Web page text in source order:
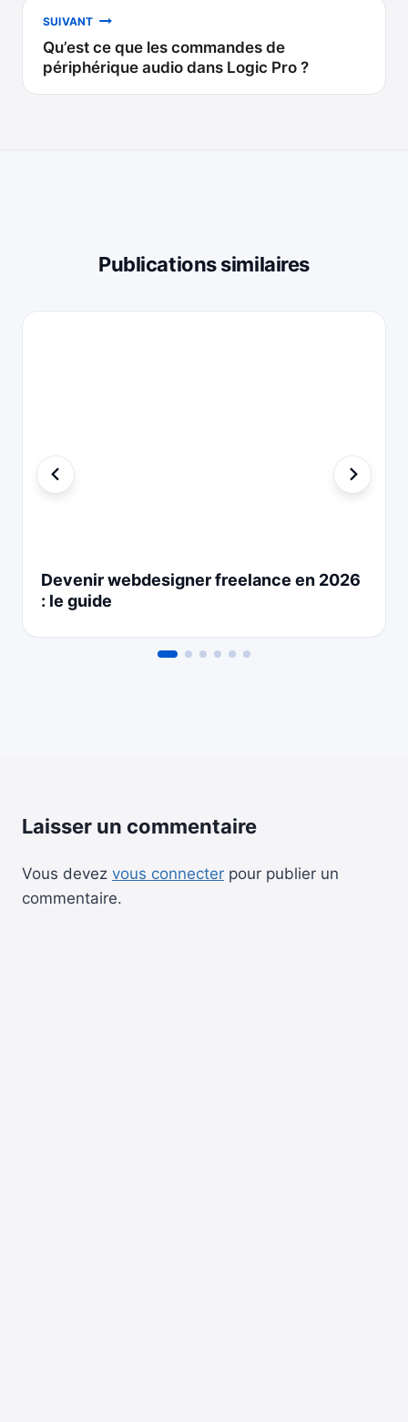
l’article
SUIVANT
Qu’est ce que les commandes de
périphérique audio dans Logic Pro ?
Publications similaires
Devenir webdesigner freelance en 2026
: le guide
Laisser un commentaire
Vous devez vous connecter pour publier un
commentaire.